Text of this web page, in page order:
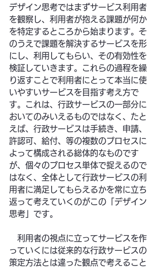
デザイン思考ではまずサービス利用者
を観察し、利用者が抱える課題が何か
を特定するところから始まります。そ
のうえで課題を解決するサービスを形
にし、利用してもらい、その有効性を
検証していきます。これらの過程を繰
り返すことで利用者にとって本当に使
いやすいサービスを目指す考え方で
す。これは、行政サービスの一部分に
おいてのみいえるものではなく、たと
えば、行政サービスは手続き、申請、
許認可、給付、等の複数のプロセスに
よって構成される総体的なものです
が、個々のプロセス単体で捉えるので
はなく、全体として行政サービスの利
用者に満足してもらえるかを常に立ち
返って考えていくのがこの「デザイン
思考」です。
利用者の視点に立ってサービスを作
っていくには従来的な行政サービスの
策定方法とは違った観点で考えること